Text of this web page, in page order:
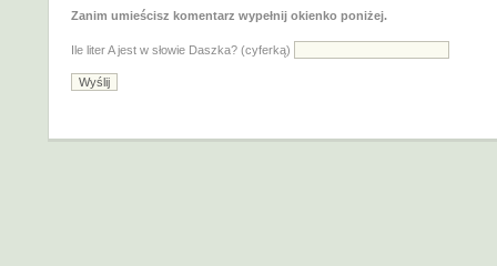
Zanim umieścisz komentarz wypełnij okienko poniżej.
Ile liter A jest w słowie Daszka? (cyferką)